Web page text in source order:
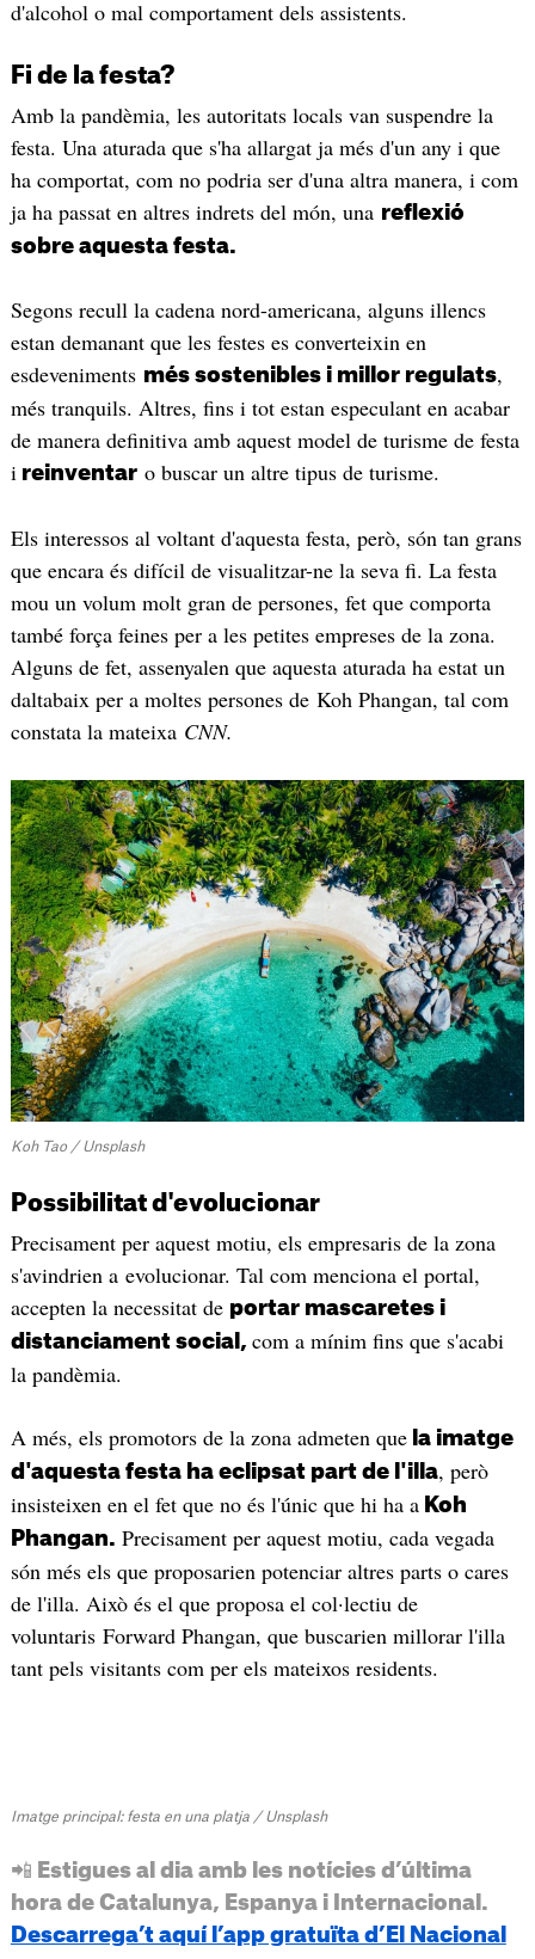
d'alcohol o mal comportament dels assistents.
Fi de la festa?
Amb la pandèmia, les autoritats locals van suspendre la
festa. Una aturada que s'ha allargat ja més d'un any i que
ha comportat, com no podria ser d'una altra manera, i com
ja ha passat en altres indrets del món, una reflexió
sobre aquesta festa.
Segons recull la cadena nord-americana, alguns illencs
estan demanant que les festes es converteixin en
esdeveniments més sostenibles i millor regulats,
més tranquils. Altres, fins i tot estan especulant en acabar
de manera definitiva amb aquest model de turisme de festa
i reinventaro buscar un altre tipus de turisme.
Els interessos al voltant d'aquesta festa, però, són tan grans
que encara és difícil de visualitzar-ne la seva fi. La festa
mou un volum molt gran de persones, fet que comporta
també força feines per a les petites empreses de la zona.
Alguns de fet, assenyalen que aquesta aturada ha estat un
daltabaix per a moltes persones de Koh Phangan, tal com
constata la mateixaCNN.
Koh Tao / Unsplash
Possibilitat d'evolucionar
Precisament per aquest motiu, els empresaris de la zona
s'avindrien a evolucionar. Tal com menciona el portal,
accepten la necessitat de portar mascaretes i
distanciament social, com a mínim fins que s'acabi
la pandèmia.
A més, els promotors de la zona admeten quela imatge
d'aquesta festa ha eclipsat part de l'illa, però
insisteixen en el fet que no és l'únic que hi ha aKoh
Phangan. Precisament per aquest motiu, cada vegada
són més els que proposarien potenciar altres parts o cares
de l'illa. Això és el que proposa el col·lectiu de
voluntaris Forward Phangan, que buscarien millorar l'illa
tant pels visitants com per els mateixos residents.
Imatge principal: festa en una platja / Unsplash
📲 Estigues al dia amb les notícies d’última
hora de Catalunya, Espanya i Internacional.
Descarrega’t aquí l’app gratuïta d’El Nacional